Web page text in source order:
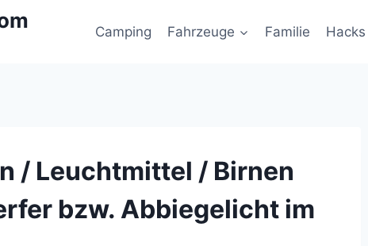
Camping Fahrzeuge Familie Hacks
/ Leuchtmittel / Birnen
bzw. Abbiegelicht im